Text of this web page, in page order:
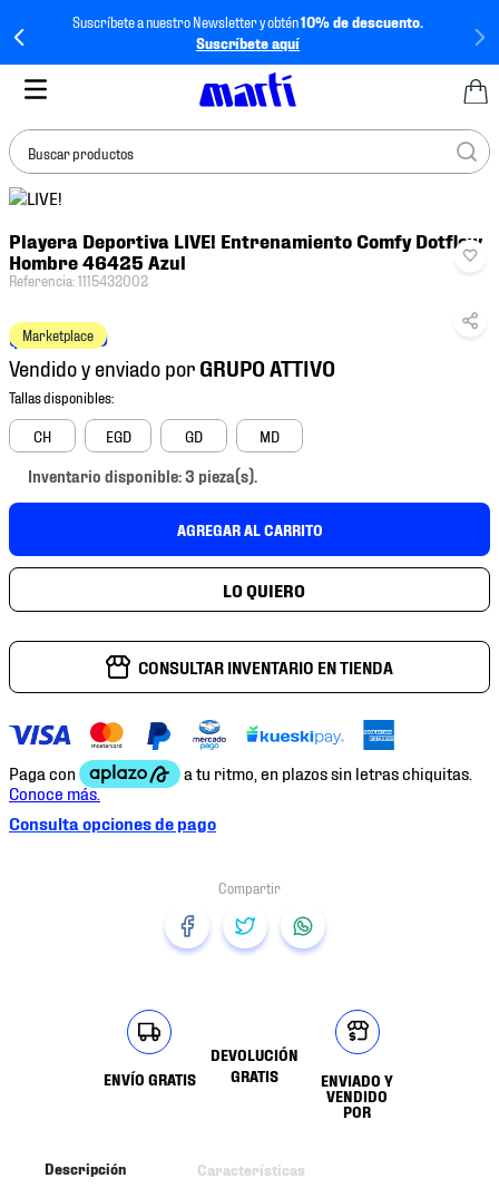
Suscríbete a nuestro Newsletter y obtén10% de descuento.
Suscríbete aquí
Buscar productos
Playera Deportiva LIVE! Entrenamiento Comfy Dotflow
Hombre 46425 Azul
Referencia:1115432002
Marketplace
$ 1299.00
Vendido y enviado por
CH EGD GD MD
Inventario disponible: 3 pieza(s).
AGREGAR AL CARRITO
CONSULTAR INVENTARIO EN TIENDA
Consulta opciones de pago
ENVÍO GRATIS
DEVOLUCIÓN
GRATIS
ENVIADO Y
VENDIDO
POR
Descripción Características
BUSCADOS
1.
tenis mujer
3.
tenis
4.
tenis futbol
.
jersey
6.
mochila